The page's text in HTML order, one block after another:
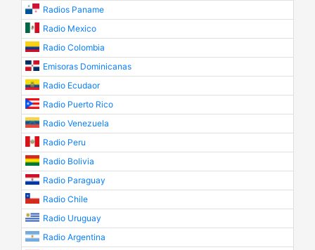
Radios Paname
Radio Mexico
Radio Colombia
Emisoras Dominicanas
Radio Ecudaor
Radio Puerto Rico
Radio Venezuela
Radio Peru
Radio Bolivia
Radio Paraguay
Radio Chile
Radio Uruguay
Radio Argentina